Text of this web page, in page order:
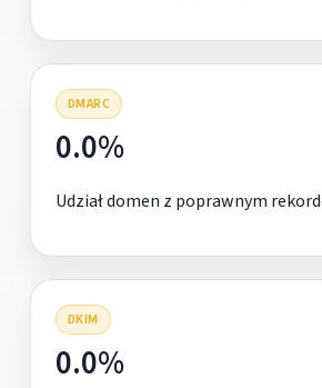
DMARC
0.0%
Udział domen z poprawnym
DKIM
0.0%